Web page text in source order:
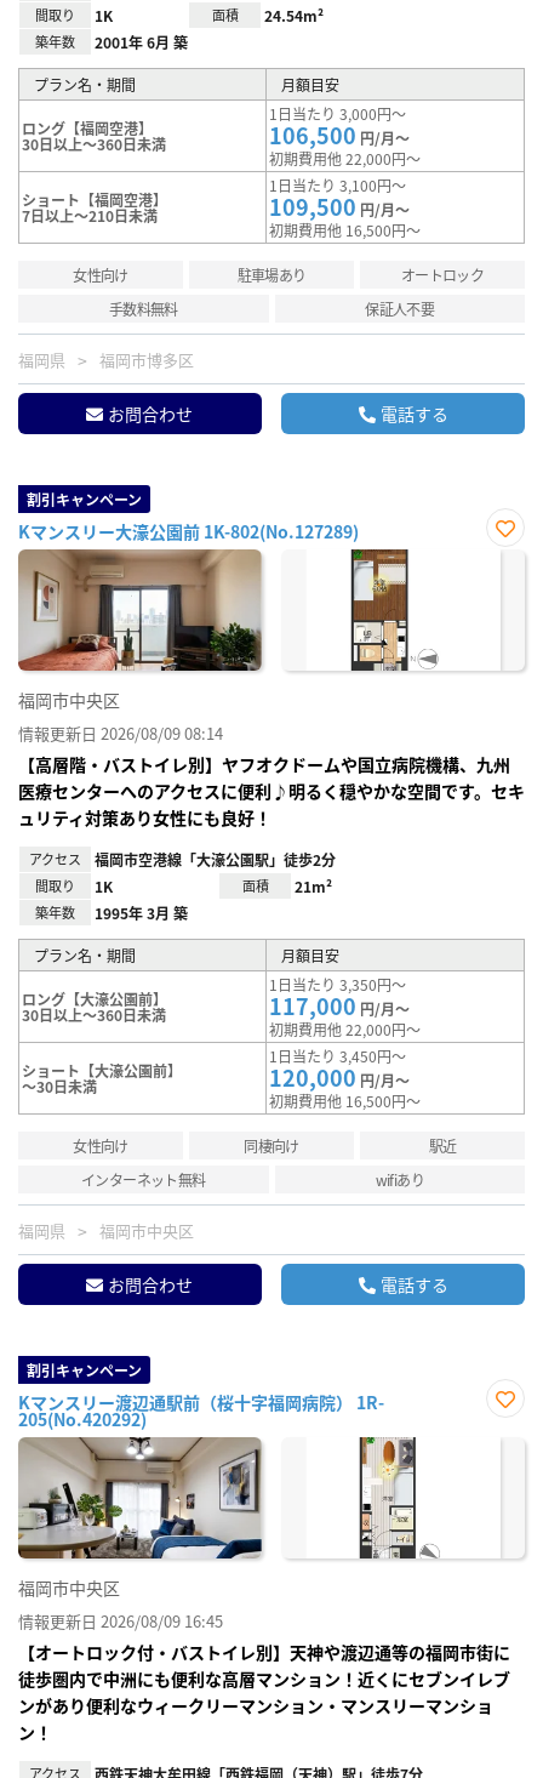
間取り 1K 面積 24.54m²
築年数 2001年 6月 築
プラン名・期間 月額目安
ロング【福岡空港】
30日以上～360日未満
1日当たり 3,000円～
106,500 円/月～
初期費用他 22,000円～
ショート【福岡空港】
7日以上～210日未満
1日当たり 3,100円～
109,500 円/月～
初期費用他 16,500円～
女性向け 駐車場あり
オートロック
手数料無料
保証人不要
福岡県 福岡市博多区
お問合わせ 電話する
割引キャンペーン
Kマンスリー大濠公園前 1K-802(No.127289)
お気
福岡市中央区
情報更新日 2026/08/09 08:14
【高層階・バストイレ別】ヤフオクドームや国立病院機構、九州
医療センターへのアクセスに便利♪明るく穏やかな空間です。セキ
ュリティ対策あり女性にも良好！
アクセス 福岡市空港線「大濠公園駅」徒歩2分
間取り 1K 面積 21m²
築年数 1995年 3月 築
プラン名・期間 月額目安
ロング【大濠公園前】
30日以上～360日未満
1日当たり 3,350円～
117,000 円/月～
初期費用他 22,000円～
ショート【大濠公園前】
～30日未満
1日当たり 3,450円～
120,000 円/月～
初期費用他 16,500円～
女性向け 同棲向け
駅近
インターネット無料
wifiあり
福岡県 福岡市中央区
お問合わせ 電話する
割引キャンペーン
Kマンスリー渡辺通駅前（桜十字福岡病院） 1R-
205(No.420292)
に入
福岡市中央区
情報更新日 2026/08/09 16:45
【オートロック付・バストイレ別】天神や渡辺通等の福岡市街に
徒歩圏内で中洲にも便利な高層マンション！近くにセブンイレブ
ンがあり便利なウィークリーマンション・マンスリーマンショ
ン！
アクセス 西鉄天神大牟田線「西鉄福岡（天神）駅」徒歩7分